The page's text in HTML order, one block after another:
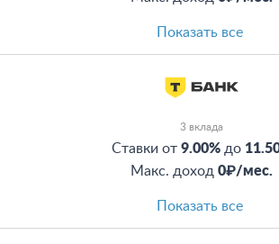
Показать все
3 вклада
Ставки от 9.00% до
Макс. доход 0₽/мес.
Показать все